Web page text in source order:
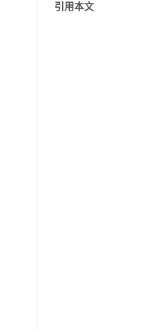
引用本文